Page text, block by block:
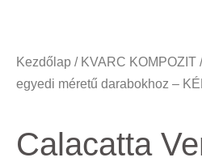
Kezdőlap / KVARC KOMPOZIT
egyedi méretű darabokhoz –
Calacatta